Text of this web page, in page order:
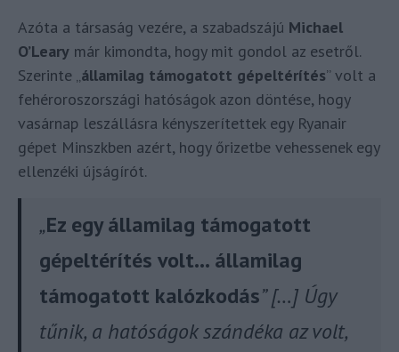
Azóta a társaság vezére, a szabadszájú Michael
O’Leary már kimondta, hogy mit gondol az esetről.
Szerinte „államilag támogatott gépeltérítés” volt a
fehéroroszországi hatóságok azon döntése, hogy
vasárnap leszállásra kényszerítettek egy Ryanair
gépet Minszkben azért, hogy őrizetbe vehessenek egy
ellenzéki újságírót.
„Ez egy államilag támogatott
gépeltérítés volt… államilag
támogatott kalózkodás” […] Úgy
tűnik, a hatóságok szándéka az volt,